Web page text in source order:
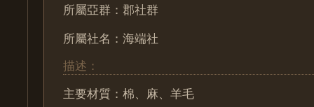
所屬亞群：郡社群
所屬社名：海端社
描述：
主要材質：棉、麻、羊毛